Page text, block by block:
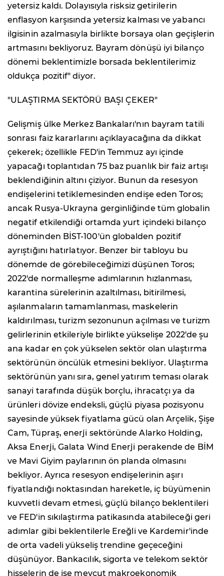
yetersiz kaldı. Dolayısıyla risksiz getirilerin
enflasyon karşısında yetersiz kalması ve yabancı
ilgisinin azalmasıyla birlikte borsaya olan geçişlerin
artmasını bekliyoruz. Bayram dönüşü iyi bilanço
dönemi beklentimizle borsada beklentilerimiz
oldukça pozitif" diyor.
"ULAŞTIRMA SEKTÖRÜ BAŞI ÇEKER"
Gelişmiş ülke Merkez Bankaları'nın bayram tatili
sonrası faiz kararlarını açıklayacağına da dikkat
çekerek; özellikle FED'in Temmuz ayı içinde
yapacağı toplantıdan 75 baz puanlık bir faiz artışı
beklendiğinin altını çiziyor. Bunun da resesyon
endişelerini tetiklemesinden endişe eden Toros;
ancak Rusya-Ukrayna gerginliğinde tüm globalin
negatif etkilendiği ortamda yurt içindeki bilanço
döneminden BİST-100'ün globalden pozitif
ayrıştığını hatırlatıyor. Benzer bir tabloyu bu
dönemde de görebileceğimizi düşünen Toros;
2022'de normalleşme adımlarının hızlanması,
karantina sürelerinin azaltılması, bitirilmesi,
aşılanmaların tamamlanması, maskelerin
kaldırılması, turizm sezonunun açılması ve turizm
gelirlerinin etkileriyle birlikte yükselişe 2022'de şu
ana kadar en çok yükselen sektör olan ulaştırma
sektörünün öncülük etmesini bekliyor. Ulaştırma
sektörünün yanı sıra, genel yatırım teması olarak
sanayi tarafında düşük borçlu, ihracatçı ya da
ürünleri dövize endeksli, güçlü piyasa pozisyonu
sayesinde yüksek fiyatlama gücü olan Arçelik, Şişe
Cam, Tüpraş, enerji sektöründe Alarko Holding,
Aksa Enerji, Galata Wind Enerji perakende de BİM
ve Mavi Giyim paylarının ön planda olmasını
bekliyor. Ayrıca resesyon endişelerinin aşırı
fiyatlandığı noktasından hareketle, iç büyümenin
kuvvetli devam etmesi, güçlü bilanço beklentileri
ve FED'in sıkılaştırma patikasında atabileceği geri
adımlar gibi beklentilerle Ereğli ve Kardemir'inde
de orta vadeli yükseliş trendine geçeceğini
düşünüyor. Bankacılık, sigorta ve telekom sektör
hisselerin de ise mevcut makroekonomik